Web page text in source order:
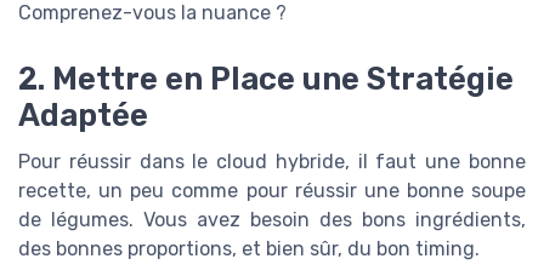
Comprenez-vous la nuance ?
2. Mettre en Place une Stratégie
Adaptée
Pour réussir dans le cloud hybride, il faut une bonne
recette, un peu comme pour réussir une bonne soupe
de légumes. Vous avez besoin des bons ingrédients,
des bonnes proportions, et bien sûr, du bon timing.